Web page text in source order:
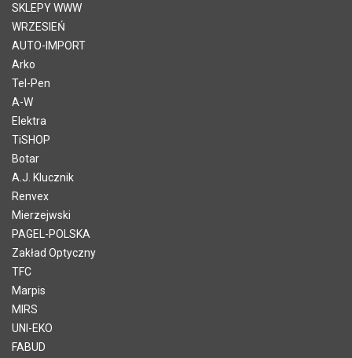
SKLEPY WWW
WRZESIEŃ
AUTO-IMPORT
Arko
Tel-Pen
A-W
Elektra
TiSHOP
Botar
A.J. Klucznik
Renvex
Mierzejwski
PAGEL-POLSKA
Zakład Optyczny
TFC
Marpis
MIRS
UNI-EKO
FABUD